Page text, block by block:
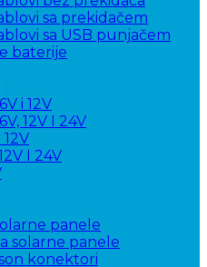
sa prekidačem
sa USB punjačem
baterije
i 12V
12V I 24V
I 24V
panele
solarne panele
konektori